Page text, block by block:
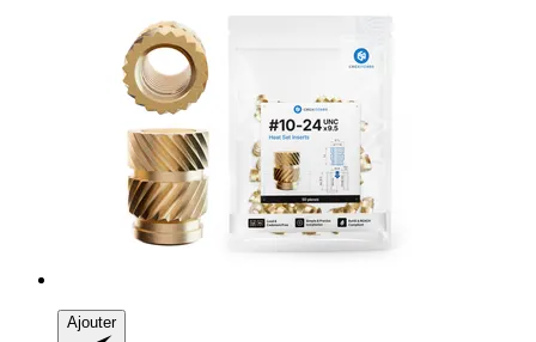
Ajouter